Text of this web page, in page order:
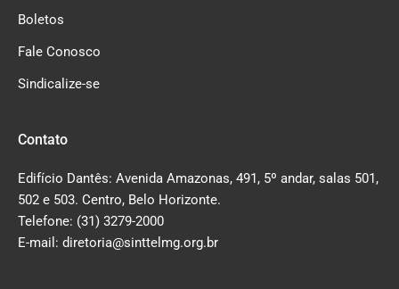
Boletos
Fale Conosco
Sindicalize-se
Contato
Edifício Dantês: Avenida Amazonas, 491, 5º andar, salas 501,
502 e 503. Centro, Belo Horizonte.
Telefone: (31) 3279-2000
E-mail: diretoria@sinttelmg.org.br